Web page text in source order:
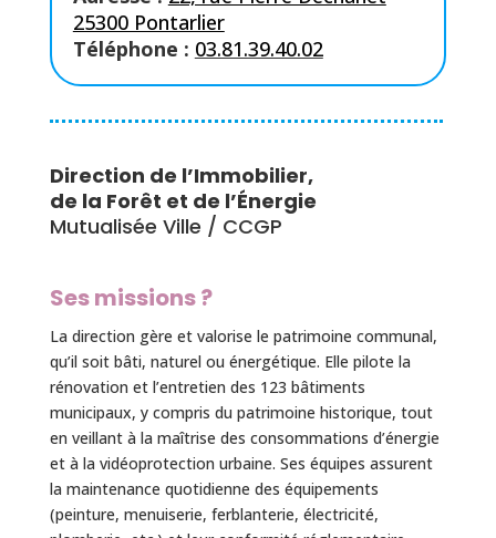
25300 Pontarlier
Téléphone : 03.81.39.40.02
Direction de l’Immobilier,
de la Forêt et de l’Énergie
Mutualisée Ville / CCGP
Ses missions ?
La direction gère et valorise le patrimoine communal,
qu’il soit bâti, naturel ou énergétique. Elle pilote la
rénovation et l’entretien des 123 bâtiments
municipaux, y compris du patrimoine historique, tout
en veillant à la maîtrise des consommations d’énergie
et à la vidéoprotection urbaine. Ses équipes assurent
la maintenance quotidienne des équipements
(peinture, menuiserie, ferblanterie, électricité,